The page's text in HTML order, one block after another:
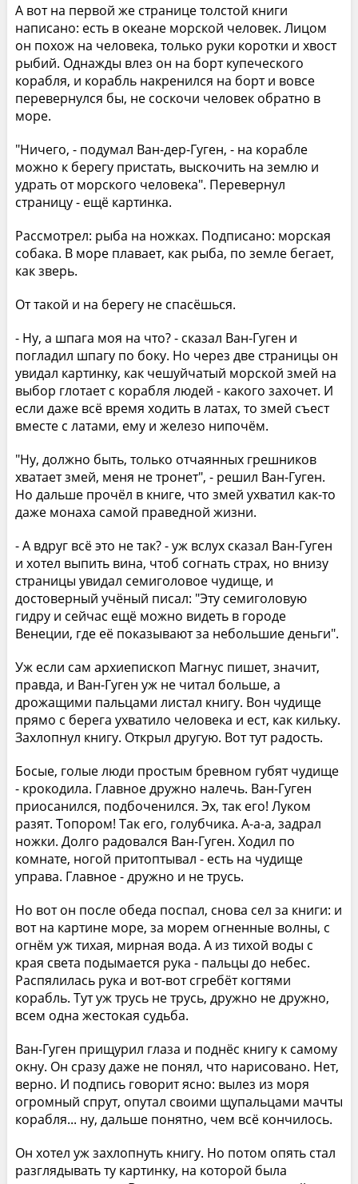
А вот на первой же странице толстой книги
написано: есть в океане морской человек. Лицом
он похож на человека, только руки коротки и хвост
рыбий. Однажды влез он на борт купеческого
корабля, и корабль накренился на борт и вовсе
перевернулся бы, не соскочи человек обратно в
море.
"Ничего, - подумал Ван-дер-Гуген, - на корабле
можно к берегу пристать, выскочить на землю и
удрать от морского человека". Перевернул
страницу - ещё картинка.
Рассмотрел: рыба на ножках. Подписано: морская
собака. В море плавает, как рыба, по земле бегает,
как зверь.
От такой и на берегу не спасёшься.
- Ну, а шпага моя на что? - сказал Ван-Гуген и
погладил шпагу по боку. Но через две страницы он
увидал картинку, как чешуйчатый морской змей на
выбор глотает с корабля людей - какого захочет. И
если даже всё время ходить в латах, то змей съест
вместе с латами, ему и железо нипочём.
"Ну, должно быть, только отчаянных грешников
хватает змей, меня не тронет", - решил Ван-Гуген.
Но дальше прочёл в книге, что змей ухватил как-то
даже монаха самой праведной жизни.
- А вдруг всё это не так? - уж вслух сказал Ван-Гуген
и хотел выпить вина, чтоб согнать страх, но внизу
страницы увидал семиголовое чудище, и
достоверный учёный писал: "Эту семиголовую
гидру и сейчас ещё можно видеть в городе
Венеции, где её показывают за небольшие деньги".
Уж если сам архиепископ Магнус пишет, значит,
правда, и Ван-Гуген уж не читал больше, а
дрожащими пальцами листал книгу. Вон чудище
прямо с берега ухватило человека и ест, как кильку.
Захлопнул книгу. Открыл другую. Вот тут радость.
Босые, голые люди простым бревном губят чудище
- крокодила. Главное дружно налечь. Ван-Гуген
приосанился, подбоченился. Эх, так его! Луком
разят. Топором! Так его, голубчика. А-а-а, задрал
ножки. Долго радовался Ван-Гуген. Ходил по
комнате, ногой притоптывал - есть на чудище
управа. Главное - дружно и не трусь.
Но вот он после обеда поспал, снова сел за книги: и
вот на картине море, за морем огненные волны, с
огнём уж тихая, мирная вода. А из тихой воды с
края света подымается рука - пальцы до небес.
Распялилась рука и вот-вот сгребёт когтями
корабль. Тут уж трусь не трусь, дружно не дружно,
всем одна жестокая судьба.
Ван-Гуген прищурил глаза и поднёс книгу к самому
окну. Он сразу даже не понял, что нарисовано. Нет,
верно. И подпись говорит ясно: вылез из моря
огромный спрут, опутал своими щупальцами мачты
корабля... ну, дальше понятно, чем всё кончилось.
Он хотел уж захлопнуть книгу. Но потом опять стал
разглядывать ту картинку, на которой была